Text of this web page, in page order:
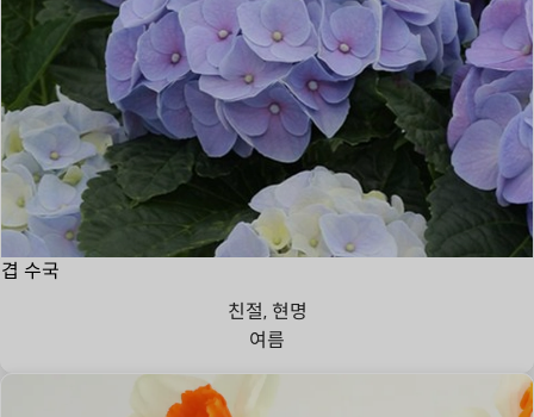
겹 수국
친절, 현명
여름